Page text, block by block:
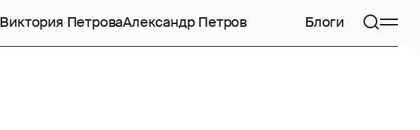
Виктория ПетроваАлександр Петров Блоги